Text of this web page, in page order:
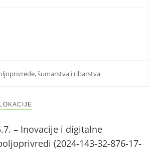
šumarstva i ribarstva
– Inovacije i digitalne
(2024-143-32-876-17-